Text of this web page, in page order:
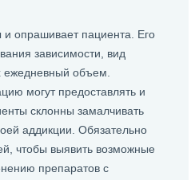
опрашивает пациента. Его
зависимости, вид
ежедневный объем.
могут предоставлять и
склонны замалчивать
аддикции. Обязательно
чтобы выявить возможные
препаратов с